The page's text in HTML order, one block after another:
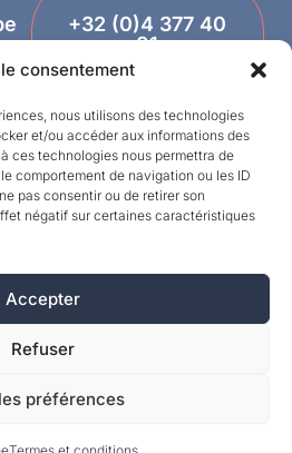
consentement
nous utilisons des technologies
et/ou accéder aux informations des
ces technologies nous permettra de
comportement de navigation ou les ID
pas consentir ou de retirer son
négatif sur certaines caractéristiques
Accepter
Refuser
préférences
+32 (0)4 377 40
81
ist eine eingetragene
International S.A. –